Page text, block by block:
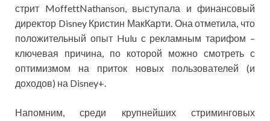
стрит MoffettNathanson, выступала и финансовый
директор Disney Кристин МакКарти. Она отметила, что
положительный опыт Hulu с рекламным тарифом –
ключевая причина, по которой можно смотреть с
оптимизмом на приток новых пользователей (и
доходов) на Disney+.
Напомним, среди крупнейших стриминговых